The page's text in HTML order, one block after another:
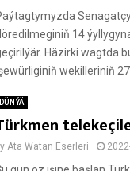
14
Häzirki wagtda
wekilleriniň
DÜNÝÄ
Ata Watan Eserleri